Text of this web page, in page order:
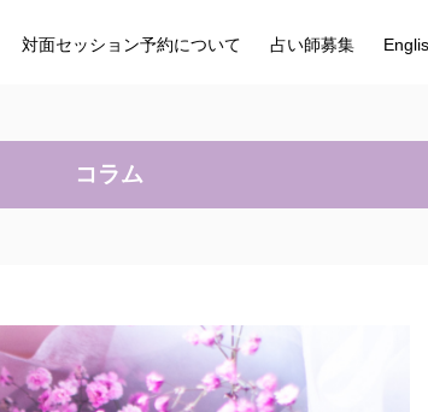
対面セッション予約について 占い師募集
コラム